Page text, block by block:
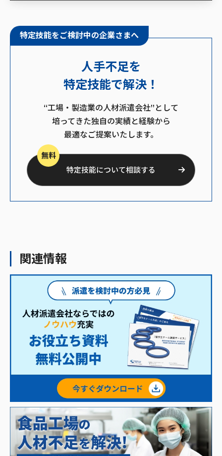
特定技能をご検討中の企業さまへ
人手不足を
特定技能で解決！
“工場・製造業の人材派遣会社”として
培ってきた独自の実績と経験から
最適なご提案いたします。
無料
特定技能について相談する
関連情報